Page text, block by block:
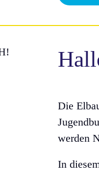
Die
werden
In